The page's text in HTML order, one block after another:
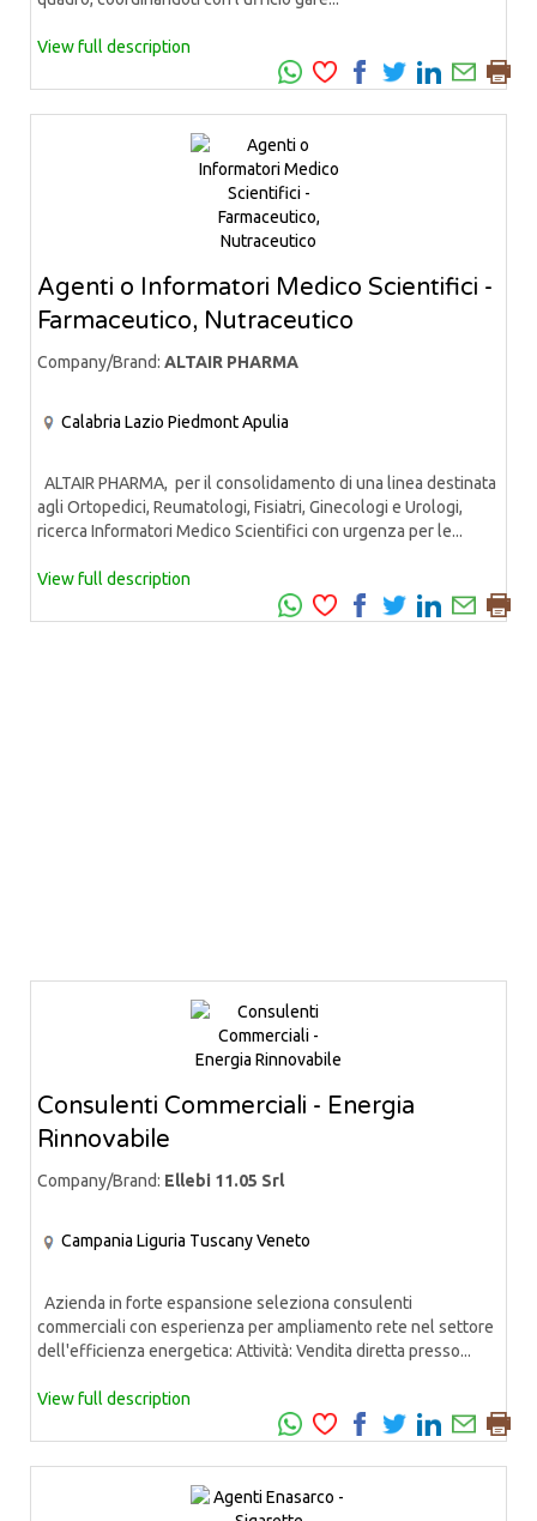
View full description
Agenti o Informatori Medico Scientifici -
Farmaceutico, Nutraceutico
Company/Brand: ALTAIR PHARMA
Calabria Lazio PiedmontApulia
ALTAIR PHARMA, per il consolidamento di una linea destinata
agli Ortopedici, Reumatologi, Fisiatri, Ginecologi e Urologi,
ricerca Informatori Medico Scientifici con urgenza per le...
View full description
Consulenti Commerciali - Energia
Rinnovabile
Company/Brand: Ellebi 11.05 Srl
Campania Liguria TuscanyVeneto
Azienda in forte espansione seleziona consulenti
commerciali con esperienza per ampliamento rete nel settore
dell'efficienza energetica: Attività: Vendita diretta presso...
View full description